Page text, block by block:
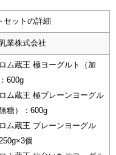
セットの詳細
業株式会社
ム蔵王 極ヨーグルト（加
600g
ム蔵王 極プレーンヨーグル
糖）：600g
ム蔵王 プレーンヨーグル
個